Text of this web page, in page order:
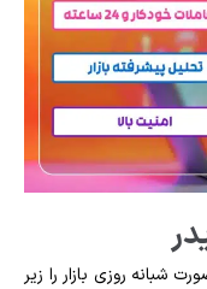
شبانه‌ روزی بازار را زیر